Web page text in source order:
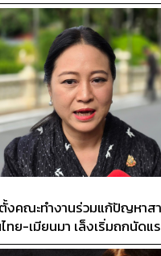
คณะทำงานร่วมแก้ปัญหาส
ทย-เมียนมา เล็งเริ่มถกนัดแ